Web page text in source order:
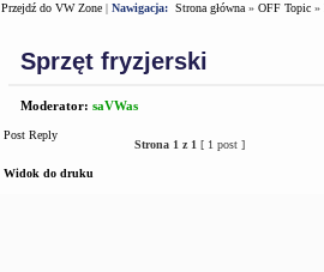
Przejdź do VW Zone| Nawigacja: Strona główna» OFF Topic»
Sprzęt fryzjerski
Moderator: saVWas
Post Reply
Strona 1 z 1 [ 1 post ]
Widok do druku